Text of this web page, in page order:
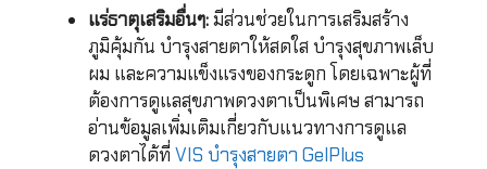
แร่ธาตุเสริมอื่นๆ:มีส่วนช่วยในการเสริมสร้าง
ภูมิคุ้มกัน บำรุงสายตาให้สดใส บำรุงสุขภาพเล็บ
ผม และความแข็งแรงของกระดูก โดยเฉพาะผู้ที่
ต้องการดูแลสุขภาพดวงตาเป็นพิเศษ สามารถ
อ่านข้อมูลเพิ่มเติมเกี่ยวกับแนวทางการดูแล
ดวงตาได้ที่ VIS บำรุงสายตา GelPlus